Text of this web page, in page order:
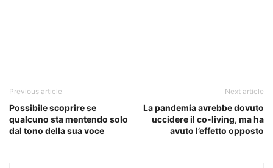
Previous article
Possibile scoprire se
qualcuno sta mentendo solo
dal tono della sua voce
Next article
La pandemia avrebbe dovuto
uccidere il co-living, ma ha
avuto l’effetto opposto